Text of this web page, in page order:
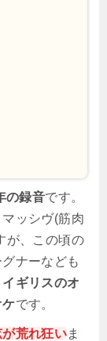
の録音です。
ッシヴ(筋肉
が、この頃の
ナーなども
ギリスのオ
です。
荒れ狂いま